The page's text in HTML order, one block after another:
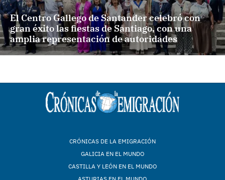
El Centro Gallego de Santander celebró con
gran éxito las fiestas de Santiago, con una
amplia representación de autoridades
CRÓNICAS DE LA EMIGRACIÓN
GALICIA EN EL MUNDO
CASTILLA Y LEÓN EN EL MUNDO